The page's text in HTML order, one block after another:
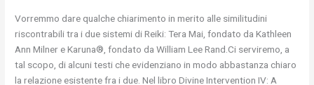
Vorremmo dare qualche chiarimento in merito alle similitudini
riscontrabili tra i due sistemi di Reiki: Tera Mai, fondato da Kathleen
Ann Milner e Karuna®, fondato da William Lee Rand.Ci serviremo, a
tal scopo, di alcuni testi che evidenziano in modo abbastanza chiaro
la relazione esistente fra i due. Nel libro Divine Intervention IV: A